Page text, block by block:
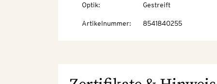
Optik: Gestreift
Artikelnummer: 8541840255